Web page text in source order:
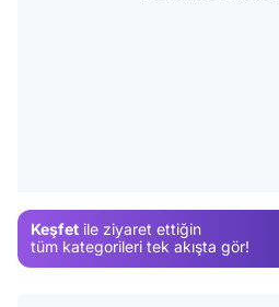
Keşfet ile ziyaret ettiğin
tüm kategorileri tek akışta gör!